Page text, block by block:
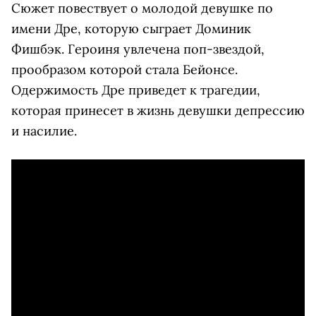
Сюжет повествует о молодой девушке по
имени Дре, которую сыграет Доминик
Фишбэк. Героиня увлечена поп-звездой,
прообразом которой стала Бейонсе.
Одержимость Дре приведет к трагедии,
которая принесет в жизнь девушки депрессию
и насилие.